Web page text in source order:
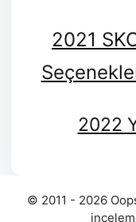
2021
2022
© 2011 - 2026